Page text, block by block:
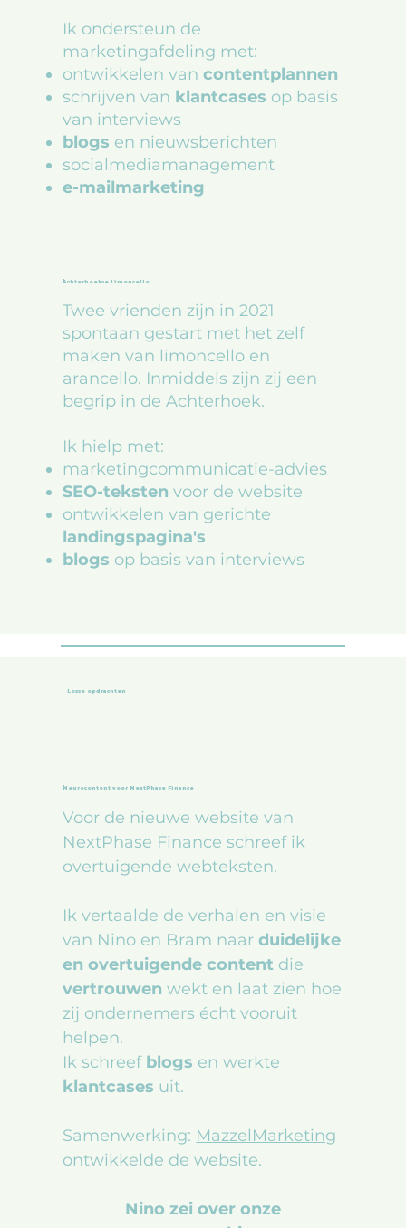
Ik ondersteun de
marketingafdeling met:​
ontwikkelen van contentplannen
schrijven van klantcases op basis
van interviews
blogs en nieuwsberichten
socialmediamanagement
e-mailmarketing
Achterhoekse Limoncello
Twee vrienden zijn in 2021
spontaan gestart met het zelf
maken van limoncello en
arancello. Inmiddels zijn zij een
begrip in de Achterhoek.
Ik hielp met:
marketingcommunicatie-advies
SEO-teksten voor de website
ontwikkelen van gerichte
landingspagina's
blogs op basis van interviews
Losse opdracnten
Neurocontent voor NextPhase Finance
Voor de nieuwe website van
NextPhase Finance schreef ik
overtuigende webteksten.
Ik vertaalde de verhalen en visie
van Nino en Bram naarduidelijke
en overtuigende content die
vertrouwen wekt en laat zien hoe
zij ondernemers écht vooruit
helpen.
Ik schreef blogs en werkte
klantcases uit.
Samenwerking: MazzelMarketing
ontwikkelde de website.
Nino zei over onze